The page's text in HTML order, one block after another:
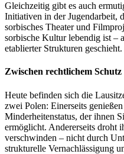
Gleichzeitig gibt es auch
Initiativen in der Jugendarbeit,
sorbisches Theater und
sorbische Kultur lebendig ist –
etablierter Strukturen geschieht.
Zwischen rechtlichem
Heute befinden sich die
zwei Polen: Einerseits
Minderheitenstatus, der ihnen
ermöglicht. Andererseits droht
verschwinden – nicht durch
strukturelle Vernachlässigung